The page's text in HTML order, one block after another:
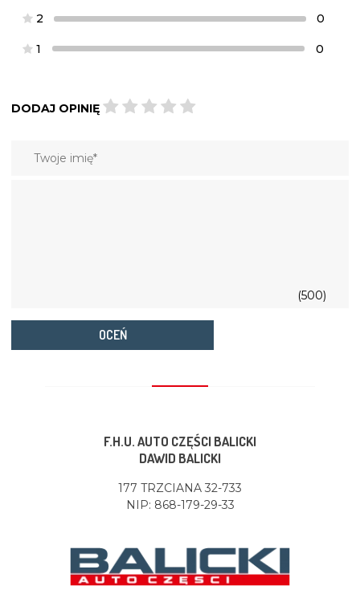
2 0
1 0
DODAJ OPINIĘ
(500)
OCEŃ
F.H.U. AUTO CZĘŚCI BALICKI
DAWID BALICKI
177 TRZCIANA 32-733
NIP: 868-179-29-33